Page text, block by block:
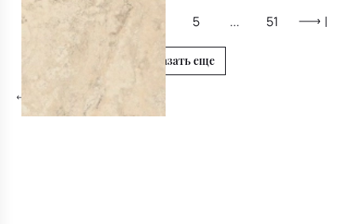
1 2 3 4 5 ... 51
Показать еще
Керамогранит